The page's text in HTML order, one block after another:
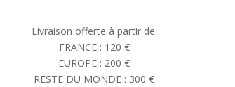
Livraison offerte à partir de :
FRANCE : 120 €
EUROPE : 200 €
RESTE DU MONDE : 300 €